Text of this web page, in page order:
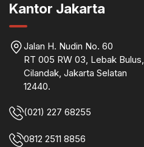
Kantor Jakarta
Jalan H. Nudin No. 60
RT 005 RW 03, Lebak Bulus,
Cilandak, Jakarta Selatan
12440.
(021) 227 68255
0812 2511 8856